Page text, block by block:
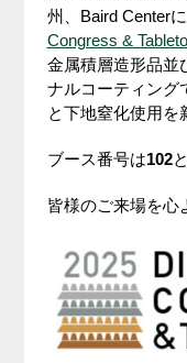
州、Baird Center
Congress &
金属積層造形品並
ナルコーティング
と下地窒化使用を
ブース番号は102
皆様のご来場を心